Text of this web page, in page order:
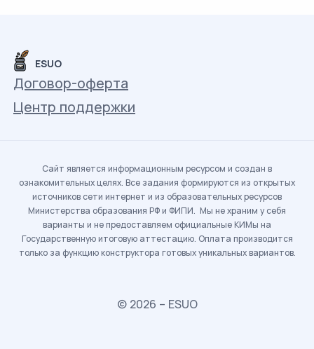
ESUO
Договор-оферта
Центр поддержки
Сайт является информационным ресурсом и создан в
ознакомительных целях. Все задания формируются из открытых
источников сети интернет и из образовательных ресурсов
Министерства образования РФ и ФИПИ. Мы не храним у себя
варианты и не предоставляем официальные КИМы на
Государственную итоговую аттестацию. Оплата производится
только за функцию конструктора готовых уникальных вариантов.
© 2026 – ESUO